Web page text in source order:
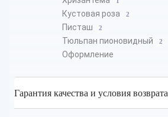
Кустовая роза 2
Писташ 2
Тюльпан пионовидный 2
Оформление
Гарантия качества и условия возврата